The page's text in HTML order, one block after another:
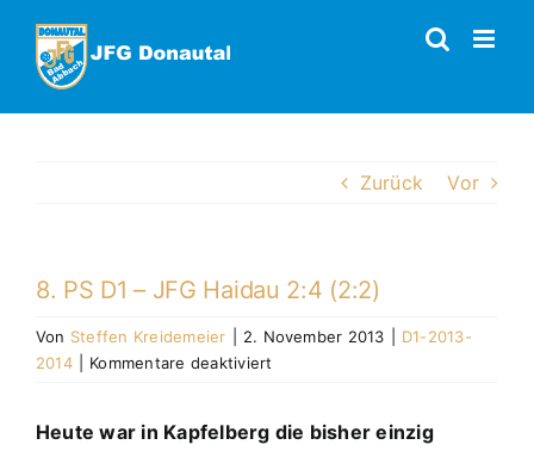
Inhalt
springen
Zurück Vor
8. PS D1 – JFG Haidau 2:4 (2:2)
Von Steffen Kreidemeier 2. November 2013
D1-2013-
2014
Kommentare deaktiviert
D1
Heute war in Kapfelberg die bisher einzig